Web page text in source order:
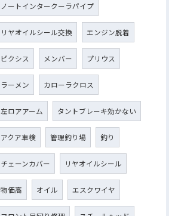
ノートインタークーラパイプ
リヤオイルシール交換 エンジン脱着
ピクシス メンバー プリウス
ラーメン カローラクロス
左ロアアーム タントブレーキ効かない
アクア車検 管理釣り場 釣り
チェーンカバー リヤオイルシール
物価高 オイル エスクワイヤ